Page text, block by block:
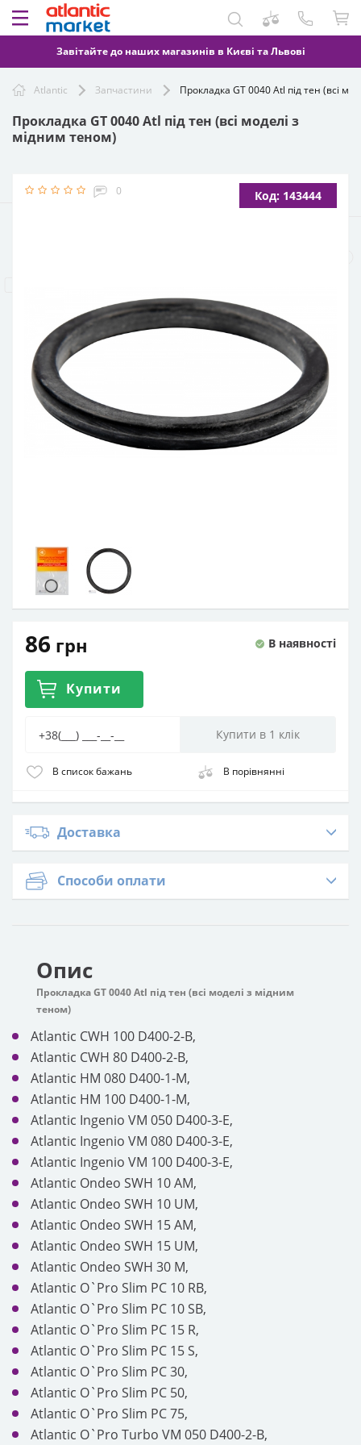
Завітайте до наших магазинів в Києві та Львові
Atlantic Запчастини Прокладка GT 0040 Atl під тен (всі
Прокладка GT 0040 Atl під тен (всі моделі з
мідним теном)
0 Код: 143444
В наявності
86 грн
Купити
В список бажань В порівнянні
Доставка
Способи оплати
Опис
Прокладка GT 0040 Atl під тен (всі моделі з мідним
теном)
Atlantic CWH 100 D400-2-B,
Atlantic CWH 80 D400-2-B,
Atlantic HM 080 D400-1-M,
Atlantic HM 100 D400-1-M,
Atlantic Ingenio VM 050 D400-3-E,
Atlantic Ingenio VM 080 D400-3-E,
Atlantic Ingenio VM 100 D400-3-E,
Atlantic Ondeo SWH 10 AM,
Atlantic Ondeo SWH 10 UM,
Atlantic Ondeo SWH 15 AM,
Atlantic Ondeo SWH 15 UM,
Atlantic Ondeo SWH 30 M,
Atlantic O`Pro Slim PC 10 RB,
Atlantic O`Pro Slim PC 10 SB,
Atlantic O`Pro Slim PC 15 R,
Atlantic O`Pro Slim PC 15 S,
Atlantic O`Pro Slim PC 30,
Atlantic O`Pro Slim PC 50,
Atlantic O`Pro Slim PC 75,
Atlantic O`Pro Turbo VM 050 D400-2-B,